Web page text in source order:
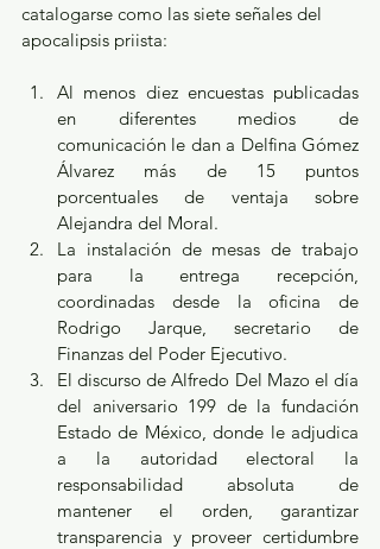
catalogarse como las siete señales del
apocalipsis priista:
Al menos diez encuestas publicadas
en diferentes medios de
comunicación le dan a Delfina Gómez
Álvarez más de 15 puntos
porcentuales de ventaja sobre
Alejandra del Moral.
La instalación de mesas de trabajo
para la entrega recepción,
coordinadas desde la oficina de
Rodrigo Jarque, secretario de
Finanzas del Poder Ejecutivo.
El discurso de Alfredo Del Mazo el día
del aniversario 199 de la fundación
Estado de México, donde le adjudica
a la autoridad electoral la
responsabilidad absoluta de
mantener el orden, garantizar
transparencia y proveer certidumbre